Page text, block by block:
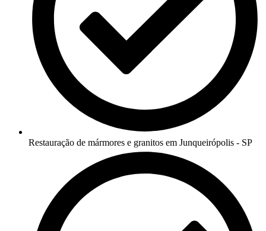
Restauração de mármores e granitos em Junqueirópolis - SP